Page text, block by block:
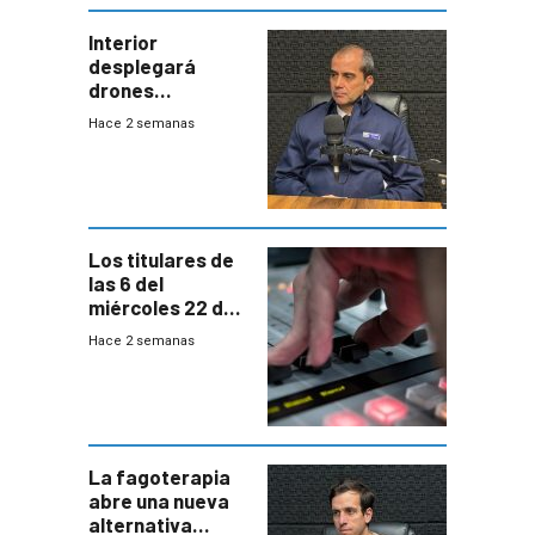
Interior
desplegará
drones
autónomos para
Hace 2 semanas
Los titulares de
las 6 del
miércoles 22 de
julio de 2026
Hace 2 semanas
La fagoterapia
abre una nueva
alternativa